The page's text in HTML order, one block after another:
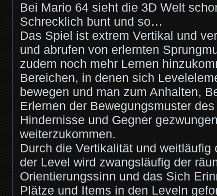
Bei Mario 64 sieht die 3D Welt
Schrecklich bunt und so…
Das Spiel ist extrem Vertikal und
und abrufen von erlernten
zudem noch mehr Lernen
Bereichen, in denen sich
bewegen und man zum Anhalten,
Erlernen der Bewegungsmuster
Hindernisse und Gegner
weiterzukommen.
Durch die Vertikalität und weitläufig
der Level wird zwangsläufig der
Orientierungssinn und das Sich
Plätze und Items in den Leveln